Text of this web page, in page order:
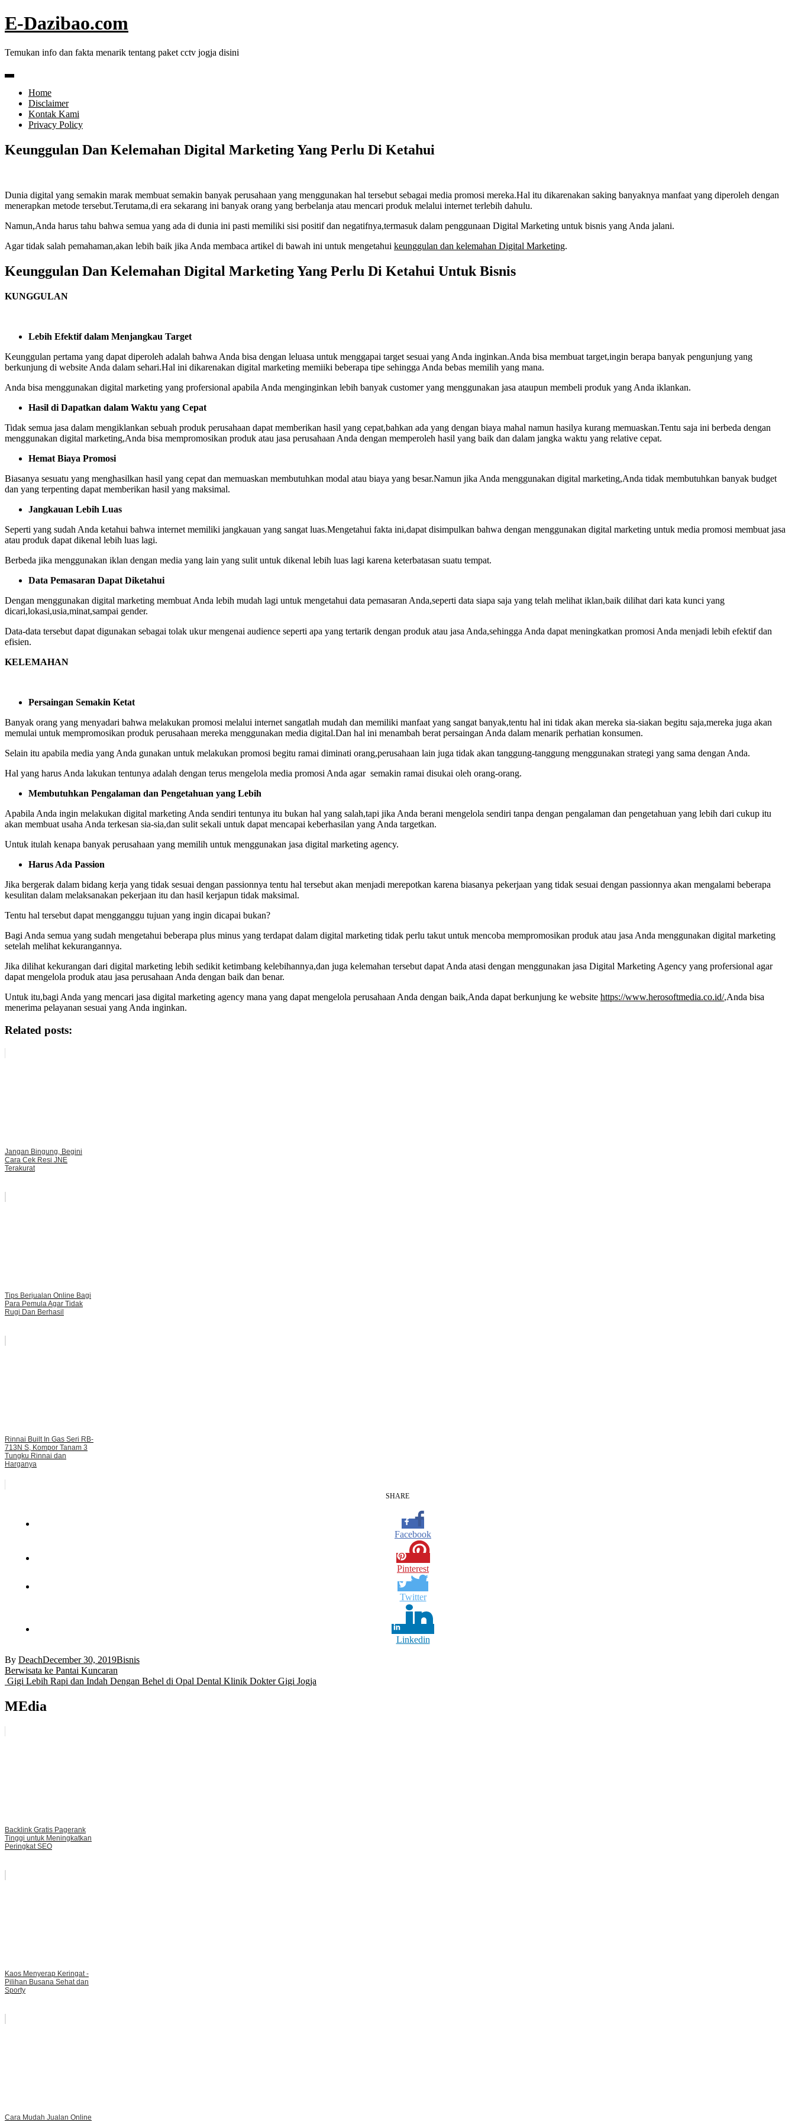
Skip
to
E-Dazibao.com
Temukan info dan fakta menarik tentang paket cctv jogja disini
Home
Disclaimer
Kontak Kami
Privacy Policy
Keunggulan Dan Kelemahan Digital Marketing Yang Perlu Di Ketahui
Dunia digital yang semakin marak membuat semakin banyak perusahaan yang menggunakan hal tersebut sebagai media promosi mereka.Hal itu dikarenakan saking banyaknya manfaat yang diperoleh dengan
menerapkan metode tersebut.Terutama,di era sekarang ini banyak orang yang berbelanja atau mencari produk melalui internet terlebih dahulu.
Namun,Anda harus tahu bahwa semua yang ada di dunia ini pasti memiliki sisi positif dan negatifnya,termasuk dalam penggunaan Digital Marketing untuk bisnis yang Anda jalani.
Agar tidak salah pemahaman,akan lebih baik jika Anda membaca artikel di bawah ini untuk mengetahui keunggulan dan kelemahan Digital Marketing.
Keunggulan Dan Kelemahan Digital Marketing Yang Perlu Di Ketahui Untuk Bisnis
KUNGGULAN
Lebih Efektif dalam Menjangkau Target
Keunggulan pertama yang dapat diperoleh adalah bahwa Anda bisa dengan leluasa untuk menggapai target sesuai yang Anda inginkan.Anda bisa membuat target,ingin berapa banyak pengunjung yang
berkunjung di website Anda dalam sehari.Hal ini dikarenakan digital marketing memiiki beberapa tipe sehingga Anda bebas memilih yang mana.
Anda bisa menggunakan digital marketing yang profersional apabila Anda menginginkan lebih banyak customer yang menggunakan jasa ataupun membeli produk yang Anda iklankan.
Hasil di Dapatkan dalam Waktu yang Cepat
Tidak semua jasa dalam mengiklankan sebuah produk perusahaan dapat memberikan hasil yang cepat,bahkan ada yang dengan biaya mahal namun hasilya kurang memuaskan.Tentu saja ini berbeda dengan
menggunakan digital marketing,Anda bisa mempromosikan produk atau jasa perusahaan Anda dengan memperoleh hasil yang baik dan dalam jangka waktu yang relative cepat.
Hemat Biaya Promosi
Biasanya sesuatu yang menghasilkan hasil yang cepat dan memuaskan membutuhkan modal atau biaya yang besar.Namun jika Anda menggunakan digital marketing,Anda tidak membutuhkan banyak budget
dan yang terpenting dapat memberikan hasil yang maksimal.
Jangkauan Lebih Luas
Seperti yang sudah Anda ketahui bahwa internet memiliki jangkauan yang sangat luas.Mengetahui fakta ini,dapat disimpulkan bahwa dengan menggunakan digital marketing untuk media promosi membuat jasa
atau produk dapat dikenal lebih luas lagi.
Berbeda jika menggunakan iklan dengan media yang lain yang sulit untuk dikenal lebih luas lagi karena keterbatasan suatu tempat.
Data Pemasaran Dapat Diketahui
Dengan menggunakan digital marketing membuat Anda lebih mudah lagi untuk mengetahui data pemasaran Anda,seperti data siapa saja yang telah melihat iklan,baik dilihat dari kata kunci yang
dicari,lokasi,usia,minat,sampai gender.
Data-data tersebut dapat digunakan sebagai tolak ukur mengenai audience seperti apa yang tertarik dengan produk atau jasa Anda,sehingga Anda dapat meningkatkan promosi Anda menjadi lebih efektif dan
efisien.
KELEMAHAN
Persaingan Semakin Ketat
Banyak orang yang menyadari bahwa melakukan promosi melalui internet sangatlah mudah dan memiliki manfaat yang sangat banyak,tentu hal ini tidak akan mereka sia-siakan begitu saja,mereka juga akan
memulai untuk mempromosikan produk perusahaan mereka menggunakan media digital.Dan hal ini menambah berat persaingan Anda dalam menarik perhatian konsumen.
Selain itu apabila media yang Anda gunakan untuk melakukan promosi begitu ramai diminati orang,perusahaan lain juga tidak akan tanggung-tanggung menggunakan strategi yang sama dengan Anda.
Hal yang harus Anda lakukan tentunya adalah dengan terus mengelola media promosi Anda agar semakin ramai disukai oleh orang-orang.
Membutuhkan Pengalaman dan Pengetahuan yang Lebih
Apabila Anda ingin melakukan digital marketing Anda sendiri tentunya itu bukan hal yang salah,tapi jika Anda berani mengelola sendiri tanpa dengan pengalaman dan pengetahuan yang lebih dari cukup itu
akan membuat usaha Anda terkesan sia-sia,dan sulit sekali untuk dapat mencapai keberhasilan yang Anda targetkan.
Untuk itulah kenapa banyak perusahaan yang memilih untuk menggunakan jasa digital marketing agency.
Harus Ada Passion
Jika bergerak dalam bidang kerja yang tidak sesuai dengan passionnya tentu hal tersebut akan menjadi merepotkan karena biasanya pekerjaan yang tidak sesuai dengan passionnya akan mengalami beberapa
kesulitan dalam melaksanakan pekerjaan itu dan hasil kerjapun tidak maksimal.
Tentu hal tersebut dapat mengganggu tujuan yang ingin dicapai bukan?
Bagi Anda semua yang sudah mengetahui beberapa plus minus yang terdapat dalam digital marketing tidak perlu takut untuk mencoba mempromosikan produk atau jasa Anda menggunakan digital marketing
setelah melihat kekurangannya.
Jika dilihat kekurangan dari digital marketing lebih sedikit ketimbang kelebihannya,dan juga kelemahan tersebut dapat Anda atasi dengan menggunakan jasa Digital Marketing Agency yang profersional agar
dapat mengelola produk atau jasa perusahaan Anda dengan baik dan benar.
Untuk itu,bagi Anda yang mencari jasa digital marketing agency mana yang dapat mengelola perusahaan Anda dengan baik,Anda dapat berkunjung ke website https://www.herosoftmedia.co.id/,Anda bisa
menerima pelayanan sesuai yang Anda inginkan.
Related posts:
Jangan Bingung, Begini
Cara Cek Resi JNE
Terakurat
Tips Berjualan Online Bagi
Para Pemula Agar Tidak
Rugi Dan Berhasil
Rinnai Built In Gas Seri RB-
713N S, Kompor Tanam 3
Tungku Rinnai dan
Harganya
SHARE
Facebook
Pinterest
Twitter
Linkedin
By DeachDecember 30, 2019Bisnis
Post
navigation
Berwisata ke Pantai Kuncaran
Gigi Lebih Rapi dan Indah Dengan Behel di Opal Dental Klinik Dokter Gigi Jogja
MEdia
Backlink Gratis Pagerank
Tinggi untuk Meningkatkan
Peringkat SEO
Kaos Menyerap Keringat -
Pilihan Busana Sehat dan
Sporty
Cara Mudah Jualan Online